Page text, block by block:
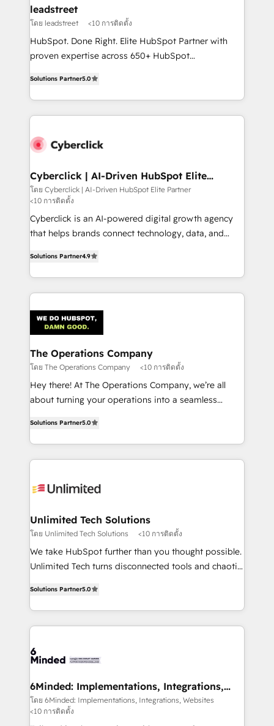
management, and speed up deal closures. With 500+
projects completed, our Agile approach ensures your
HubSpot CRM drives measurable results. Our
RevOps services align your sales, marketing, and
optimize the revenue lifecycle—lead generation to
retention—by refining processes and eliminating
maximize profitability and adapt to your goals.
leadstreet
โดย leadstreet <10 การติดตั้ง
HubSpot. Done Right. Elite HubSpot Partner with
proven expertise across 650+ HubSpot
experience, we help you use the HubSpot platform
to its fullest capacity, improve your current HubSpot
website, or build your new one.
Solutions Partner5.0
Cyberclick | AI-Driven HubSpot Elite
Partner
โดย Cyberclick | AI-Driven HubSpot Elite Partner
<10 การติดตั้ง
Cyberclick is an AI-powered digital growth agency
that helps brands connect technology, data, and
Barcelona and operating across Spain, LATAM, and
the UK, we support global companies in building
smarter marketing, sales, and customer success
Iberia (Spain & Portugal), we combine human insight
with intelligent automation to drive sustainable
growth. Our multidisciplinary team designs solutions
that simplify complexity, boost performance, and
turn innovation into real impact. 🌍 Highlights •
HubSpot Partner since 2012 • 2022 EMEA Impact
projects • Clients in 30+ industries • Proprietary
technology for integrations • Multilingual team:
Solutions Partner4.9
The Operations Company
โดย The Operations Company <10 การติดตั้ง
Hey there! At The Operations Company, we’re all
about turning your operations into a seamless
transforming complex systems into efficient,
scalable solutions that work across your entire
organization. We’re a unique blend of deep HubSpot
operational know-how. We know that no two
solutions. Instead, we dive in to understand your
needs, goals, and challenges to deliver solutions that
fit like a glove. We’re committed to being both
highly effective and fun to work with. We believe in
relationships. Your success is our success, and we’re
all in this together! From startup to enterprise, we’ll
what matters most: growing your business and
wowing your customers. Let’s make HubSpot work
Solutions Partner5.0
Unlimited Tech Solutions
โดย Unlimited Tech Solutions <10 การติดตั้ง
We take HubSpot further than you thought possible.
Unlimited Tech turns disconnected tools and chaotic
engine. We combine RevOps strategy with deep
technical execution to help teams scale faster—with
cleaner data, smarter automation, and more
Implementation & Migration · Native & Custom
Reporting & Analytics · GTM Architecture · Sales &
Marketing Enablement If you’re ready to elevate
HubSpot from “just your CRM” to your growth
Solutions Partner5.0
6Minded: Implementations, Integrations,
Websites
โดย 6Minded: Implementations, Integrations, Websites
<10 การติดตั้ง